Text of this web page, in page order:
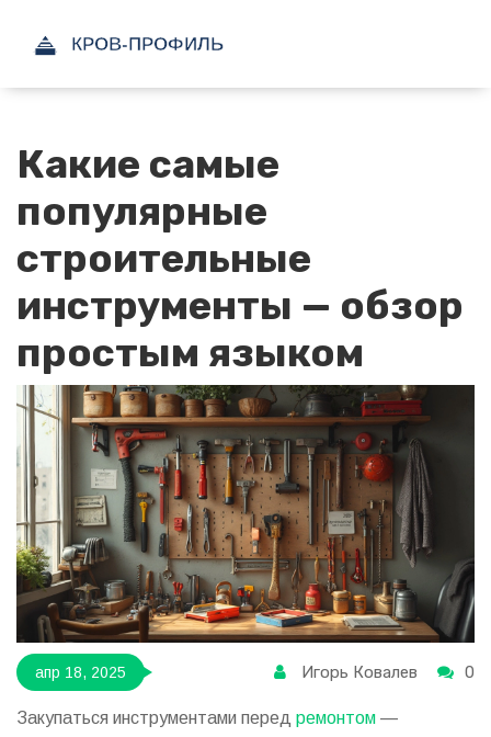
Какие самые
популярные
строительные
инструменты — обзор
простым языком
апр 18, 2025 Игорь Ковалев 0
Закупаться инструментами перед ремонтом —